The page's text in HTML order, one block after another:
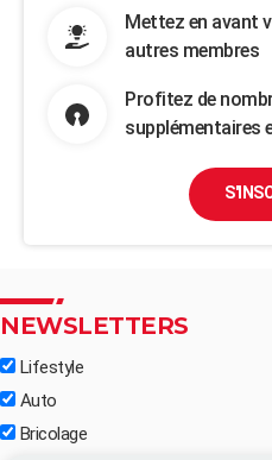
Mettez en avant
autres membres
Profitez de
supplémentaires
NEWSLETTERS
Lifestyle
Auto
Bricolage